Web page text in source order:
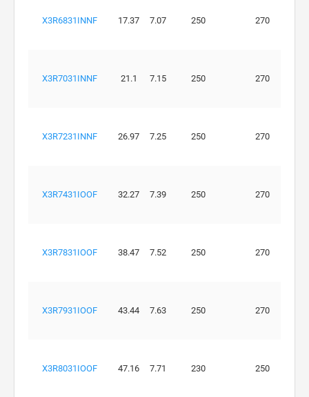
X3R6831INNF 17.37 7.07 250 270
X3R7031INNF 21.1 7.15 250 270
X3R7231INNF 26.97 7.25 250 270
X3R7431IOOF 32.27 7.39 250 270
X3R7831IOOF 38.47 7.52 250 270
X3R7931IOOF 43.44 7.63 250 270
X3R8031IOOF 47.16 7.71 230 250